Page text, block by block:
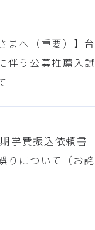
まへ（重要）】台
伴う公募推薦入試
学費振込依頼書
りについて（お詫